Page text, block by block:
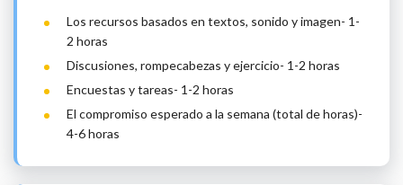
Los recursos basados en textos, sonido y imagen- 1-
2 horas
Discusiones, rompecabezas y ejercicio- 1-2 horas
Encuestas y tareas- 1-2 horas
El compromiso esperado a la semana (total de horas)-
4-6 horas